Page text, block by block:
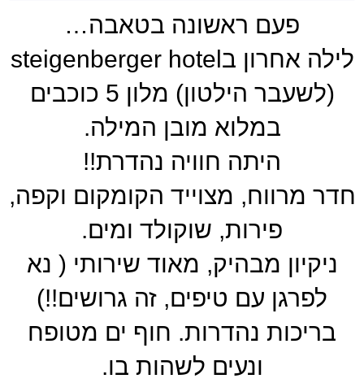
פעם ראשונה בטאבה…
לילה אחרון בsteigenberger hotel
(לשעבר הילטון) מלון 5 כוכבים
במלוא מובן המילה.
היתה חוויה נהדרת!!
חדר מרווח, מצוייד הקומקום וקפה,
פירות, שוקולד ומים.
ניקיון מבהיק, מאוד שירותי ( נא
לפרגן עם טיפים, זה גרושים!!)
בריכות נהדרות. חוף ים מטופח
ונעים לשהות בו.